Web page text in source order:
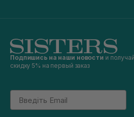
Подпишись на наши новости и получай
скидку 5% на первый заказ
Email